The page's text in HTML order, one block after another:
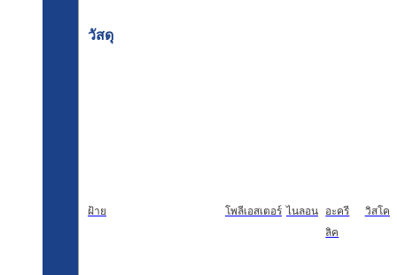
วัสดุ
ฝ้าย โพลีเอสเตอร์ ไนลอน อะครี
ลิค
วิสโคส